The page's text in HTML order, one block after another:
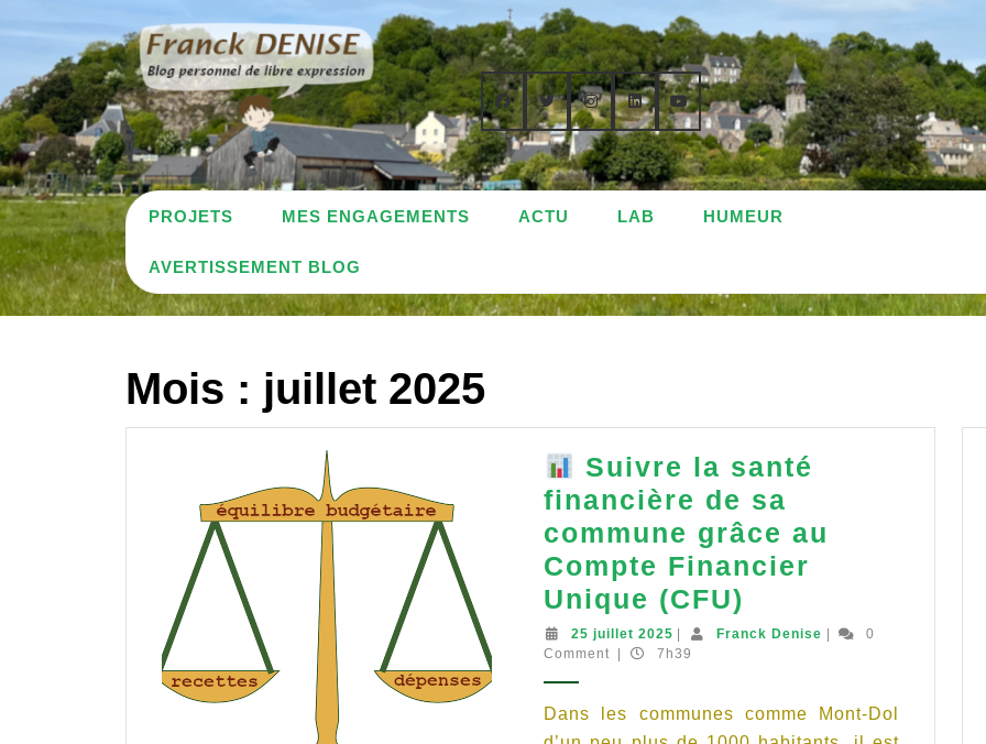
PROJETS MES ENGAGEMENTS ACTU LAB HUMEUR
AVERTISSEMENT BLOG
Mois : juillet 2025
Suivre la santé
financière de sa
commune grâce au
Compte Financier
Unique (CFU)
Suivre
financière
25 juillet 2025 25
juillet
Franck Denise Franck0
Comment
7h39
Dans les communes comme Mont-Dol